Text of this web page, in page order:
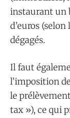
instaurant un
d’euros
dégagés.
Il faut
l’imposition
le
tax »), ce qui